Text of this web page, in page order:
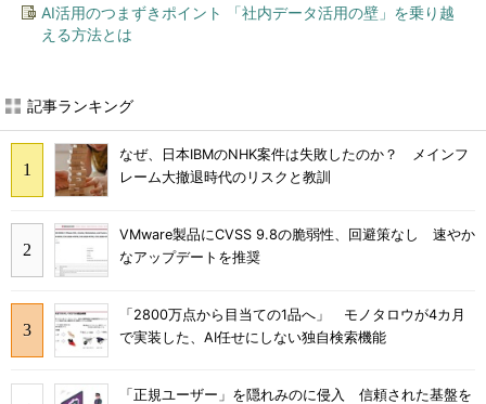
AI活用のつまずきポイント 「社内データ活用の壁」を乗り越
える方法とは
記事ランキング
なぜ、日本IBMのNHK案件は失敗したのか？ メインフ
レーム大撤退時代のリスクと教訓
VMware製品にCVSS 9.8の脆弱性、回避策なし 速やか
なアップデートを推奨
「2800万点から目当ての1品へ」 モノタロウが4カ月
で実装した、AI任せにしない独自検索機能
「正規ユーザー」を隠れみのに侵入 信頼された基盤を